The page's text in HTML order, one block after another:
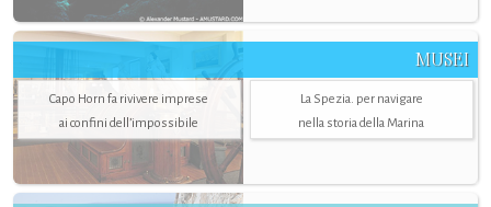
MUSEI
Capo Horn fa rivivere imprese
ai confini dell’impossibile
La Spezia. per navigare
nella storia della Marina